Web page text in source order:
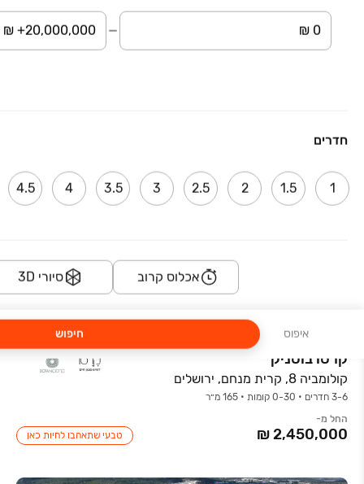
חדרים
1
1.5
2
2.5
3
3.5
4
4.5
אכלוס קרוב סיורי 3D
איפוס חיפוש
לחיות בין פארק לאגם
קרסו בוטניק
קולומביה 8, קרית מנחם, ירושלים
3-6 חדרים • 0-30 קומות • 165 מ״ר
החל מ-
טבעי שתאהבו לחיות כאן